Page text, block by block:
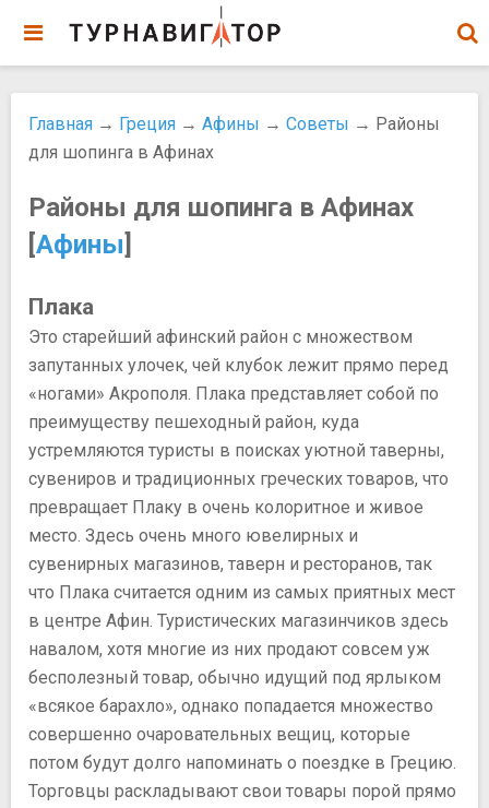
Главная → Греция → Афины → Советы → Районы
для шопинга в Афинах
Районы для шопинга в Афинах
[Афины]
Плака
Это старейший афинский район с множеством
запутанных улочек, чей клубок лежит прямо перед
«ногами» Акрополя. Плака представляет собой по
преимуществу пешеходный район, куда
устремляются туристы в поисках уютной таверны,
сувениров и традиционных греческих товаров, что
превращает Плаку в очень колоритное и живое
место. Здесь очень много ювелирных и
сувенирных магазинов, таверн и ресторанов, так
что Плака считается одним из самых приятных мест
в центре Афин. Туристических магазинчиков здесь
навалом, хотя многие из них продают совсем уж
бесполезный товар, обычно идущий под ярлыком
«всякое барахло», однако попадается множество
совершенно очаровательных вещиц, которые
потом будут долго напоминать о поездке в Грецию.
Торговцы раскладывают свои товары порой прямо